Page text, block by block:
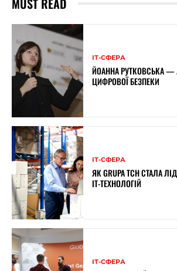
ІТ-СФЕРА
ЙОАННА РУТКОВСЬКА —
ЦИФРОВОЇ БЕЗПЕКИ
ІТ-СФЕРА
ЯК GRUPA TCH СТАЛА
IT-ТЕХНОЛОГІЙ
ІТ-СФЕРА